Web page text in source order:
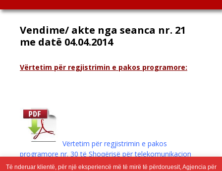
Vendime/ akte nga seanca nr. 21
me datë 04.04.2014
Vërtetim për regjistrimin e pakos programore:
Vërtetim për regjistrimin e pakos
programore nr. 30 të Shoqërisë për telekomunikacion
inxhinieringu, softuer, tregti dhe shërbime BLIZU MEDIA
Të nderuar klientë, për një eksperiencë më të mirë të përdoruesit, Agjencia për